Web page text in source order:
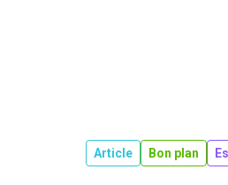
Article Bon plan